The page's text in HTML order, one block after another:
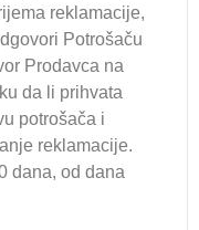
reklamacije,
Potrošaču
Prodavca na
da li prihvata
potrošača i
reklamacije.
dana, od dana